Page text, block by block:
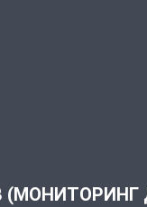
(МОНИТОРИНГ